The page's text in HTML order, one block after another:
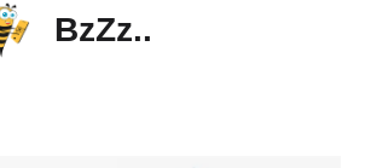
BzZz..